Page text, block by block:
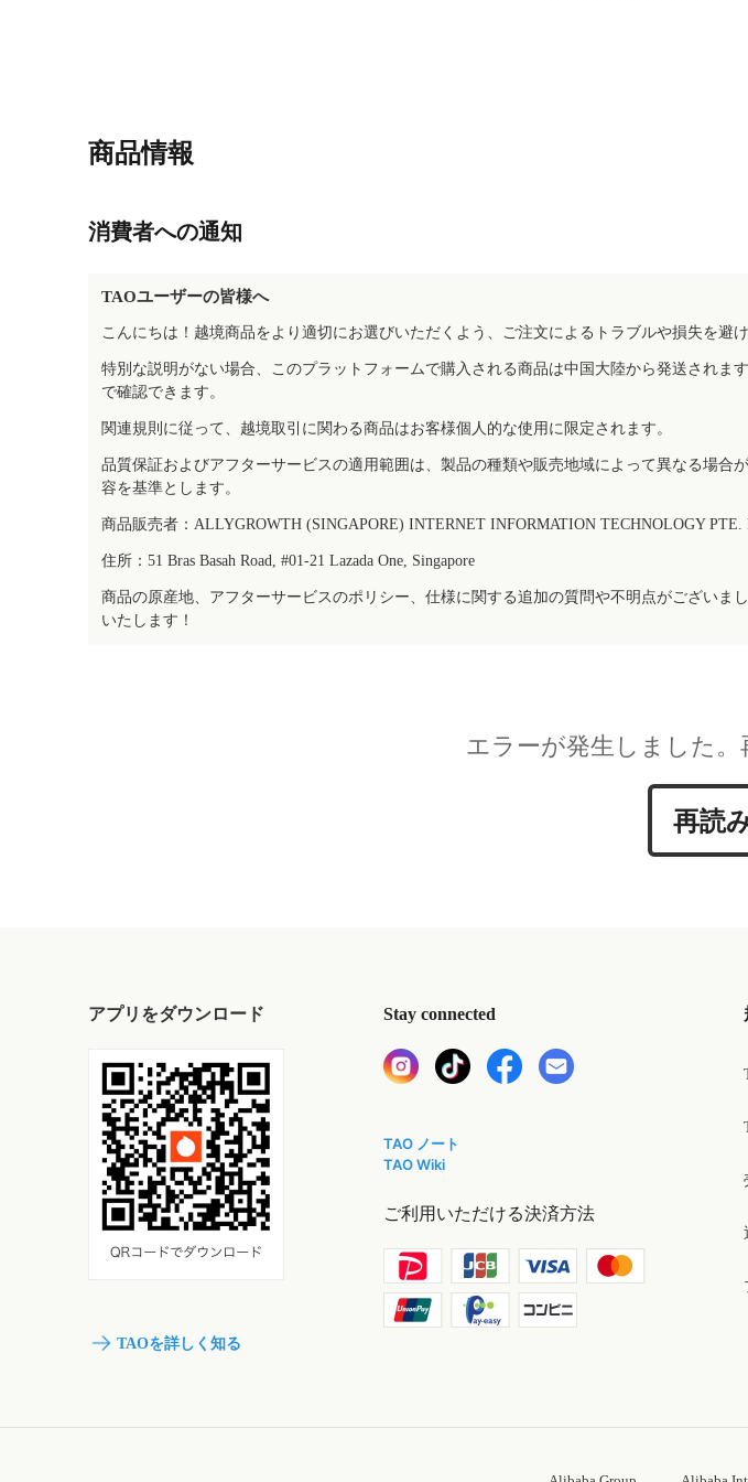
商品情報
消費者への通知
TAOユーザーの皆様へ
こんにちは！越境商品をより適切にお選びいただくよう、ご注文によるトラブルや損失を避
特別な説明がない場合、このプラットフォームで購入される商品は中国大陸から発送され
で確認できます。
関連規則に従って、越境取引に関わる商品はお客様個人的な使用に限定されます。
品質保証およびアフターサービスの適用範囲は、製品の種類や販売地域によって異なる場
容を基準とします。
商品販売者：ALLYGROWTH (SINGAPORE) INTERNET INFORMATION TECHNOLOGY PTE.
住所：51 Bras Basah Road, #01-21 Lazada One, Singapore
商品の原産地、アフターサービスのポリシー、仕様に関する追加の質問や不明点がござい
いたします！
エラーが発生しました
再読
アプリをダウンロード
TAOを詳しく知る
Stay connected
TAO ノート
TAO Wiki
ご利用いただける決済方法